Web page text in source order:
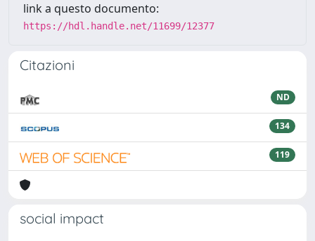
link a questo documento:
https://hdl.handle.net/11699/12377
Citazioni
ND
134
119
social impact